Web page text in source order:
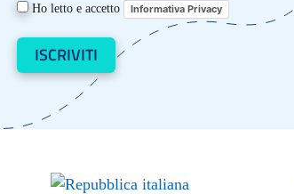
Ho letto e accetto Informativa Privacy